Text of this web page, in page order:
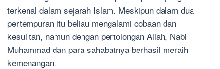
terkenal dalam sejarah Islam. Meskipun dalam dua
pertempuran itu beliau mengalami cobaan dan
kesulitan, namun dengan pertolongan Allah, Nabi
Muhammad dan para sahabatnya berhasil meraih
kemenangan.